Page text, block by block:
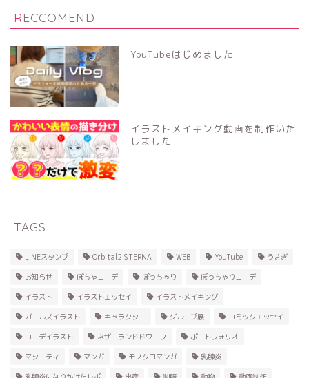
RECCOMEND
YouTubeはじめました
イラストメイキング動画を制作いた
しました
TAGS
LINEスタンプ Orbital2 STERNA WEB YouTube うさぎ
お知らせ ぽちゃコーデ ぽっちゃり ぽっちゃりコーデ
イラスト イラストエッセイ イラストメイキング
ガールズイラスト キャラクター グループ展 コミックエッセイ
コーデイラスト ネザーランドドワーフ ポートフォリオ
マタニティ マンガ モノクロマンガ 乳腺炎